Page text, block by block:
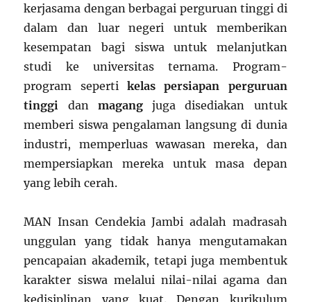
kerjasama dengan berbagai perguruan tinggi di
dalam dan luar negeri untuk memberikan
kesempatan bagi siswa untuk melanjutkan
studi ke universitas ternama. Program-
program seperti kelas persiapan perguruan
tinggi
dan magangjuga disediakan untuk
memberi siswa pengalaman langsung di dunia
industri, memperluas wawasan mereka, dan
mempersiapkan mereka untuk masa depan
yang lebih cerah.
MAN Insan Cendekia Jambi adalah madrasah
unggulan yang tidak hanya mengutamakan
pencapaian akademik, tetapi juga membentuk
karakter siswa melalui nilai-nilai agama dan
kedisiplinan yang kuat. Dengan kurikulum